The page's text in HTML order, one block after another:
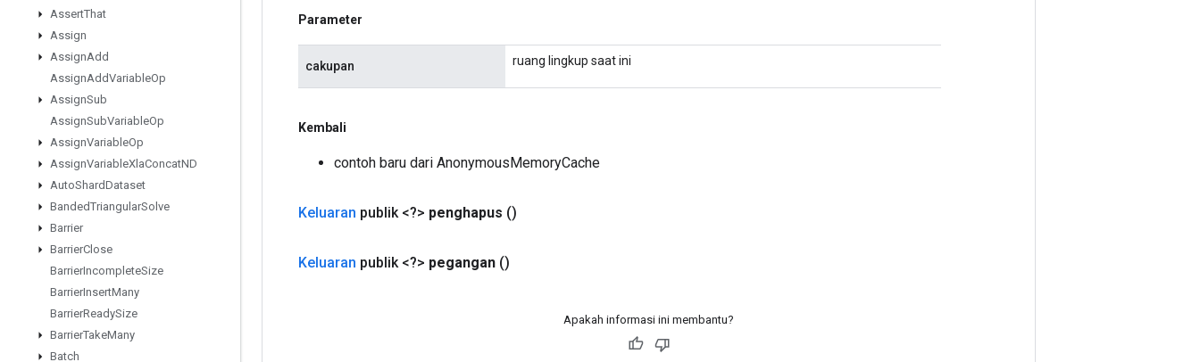
AssertThat
Assign
AssignAdd
AssignAddVariableOp
AssignSub
AssignSubVariableOp
AssignVariableOp
AssignVariableXlaConcatND
AutoShardDataset
BandedTriangularSolve
Barrier
BarrierClose
BarrierIncompleteSize
BarrierInsertMany
BarrierReadySize
BarrierTakeMany
Batch
Parameter
cakupan ruang lingkup saat ini
Kembali
contoh baru dari AnonymousMemoryCache
Keluaran publik <?> penghapus ()
Keluaran publik <?> pegangan ()
Apakah informasi ini membantu?